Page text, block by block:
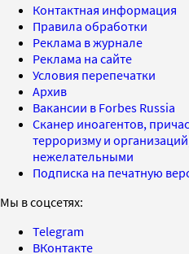
Контактная информация
Правила обработки
Реклама в журнале
Реклама на сайте
Условия перепечатки
Архив
Вакансии в Forbes Russia
Сканер иноагентов,
терроризму и
нежелательными
Подписка на печатную
Мы в соцсетях:
Telegram
ВКонтакте